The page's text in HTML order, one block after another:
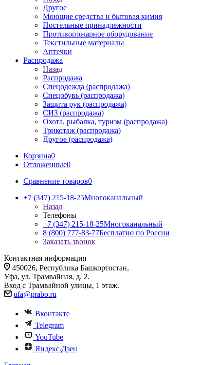
Другое
Моющие средства и бытовая химия
Постельные принадлежности
Противопожарное оборудование
Текстильные материалы
Аптечки
Распродажа
Назад
Распродажа
Спецодежда (распродажа)
Спецобувь (распродажа)
Защита рук (распродажа)
СИЗ (распродажа)
Охота, рыбалка, туризм (распродажа)
Трикотаж (распродажа)
Другое (распродажа)
Корзина0
Отложенные0
Сравнение товаров0
+7 (347) 215-18-25Многоканальный
Назад
Телефоны
+7 (347) 215-18-25Многоканальный
8 (800) 777-83-77Бесплатно по России
Заказать звонок
Контактная информация
450026, Республика Башкортостан,
Уфа, ул. Трамвайная, д. 2.
Вход с Трамвайной улицы, 1 этаж.
ufa@prabo.ru
Вконтакте
Telegram
YouTube
Яндекс.Дзен